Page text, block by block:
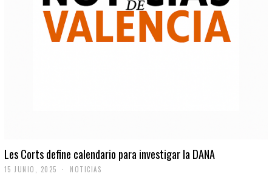
Les Corts define calendario para investigar la DANA
15 JUNIO, 2025 NOTICIAS